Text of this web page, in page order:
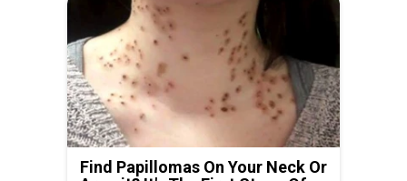
Find Papillomas On Your Neck Or